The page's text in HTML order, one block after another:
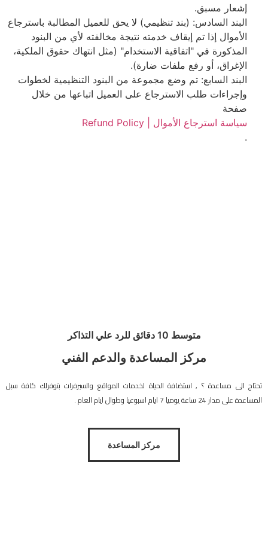
إشعار مسبق.
البند السادس: (بند تنظيمي) لا يحق للعميل المطالبة باسترجاع
الأموال إذا تم إيقاف خدمته نتيجة مخالفته لأي من البنود
المذكورة في "اتفاقية الاستخدام" (مثل انتهاك حقوق الملكية،
الإغراق، أو رفع ملفات ضارة).
البند السابع: تم وضع مجموعة من البنود التنظيمية لخطوات
وإجراءات طلب الاسترجاع على العميل اتباعها من خلال
صفحة
سياسة استرجاع الأموال | Refund Policy
.
متوسط 10 دقائق للرد علي التذاكر
مركز المساعدة والدعم الفني
تحتاج الى مساعدة ؟ , استضافة الحياة لخدمات المواقع والسيرفرات بتوفرلك كافة سبل
المساعدة على مدار 24 ساعة يوميا 7 ايام اسبوعيا وطوال ايام العام .
مركز المساعدة